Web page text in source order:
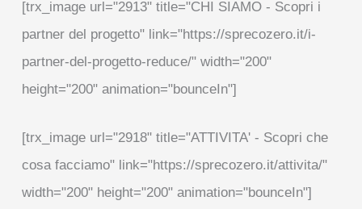
[trx_image url="2913" title="CHI SIAMO - Scopri i
partner del progetto" link="https://sprecozero.it/i-
partner-del-progetto-reduce/" width="200"
height="200" animation="bounceIn"]
[trx_image url="2918" title="ATTIVITA' - Scopri che
cosa facciamo" link="https://sprecozero.it/attivita/"
width="200" height="200" animation="bounceIn"]